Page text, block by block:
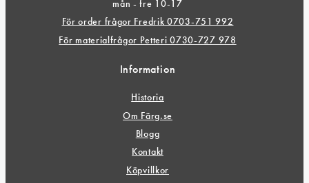
mån - fre 10-17
För order frågor Fredrik 0703-751 992
För materialfrågor Petteri 0730-727 978
Information
Historia
Om Färg.se
Blogg
Kontakt
Köpvillkor